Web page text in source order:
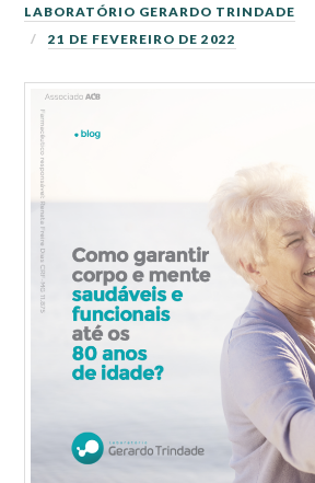
LABORATÓRIO GERARDO TRINDADE
21 DE FEVEREIRO DE 2022